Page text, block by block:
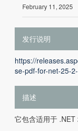
February 11, 2025
发行说明
https://
se-pdf-for-net-25-
描述
它包含适用于 .NET